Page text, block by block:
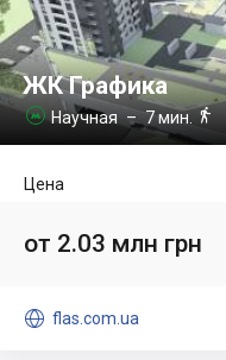
ЖК Графика
 Научная– 7 мин. 
Цена
от 2.03 млн грн
 flas.com.ua